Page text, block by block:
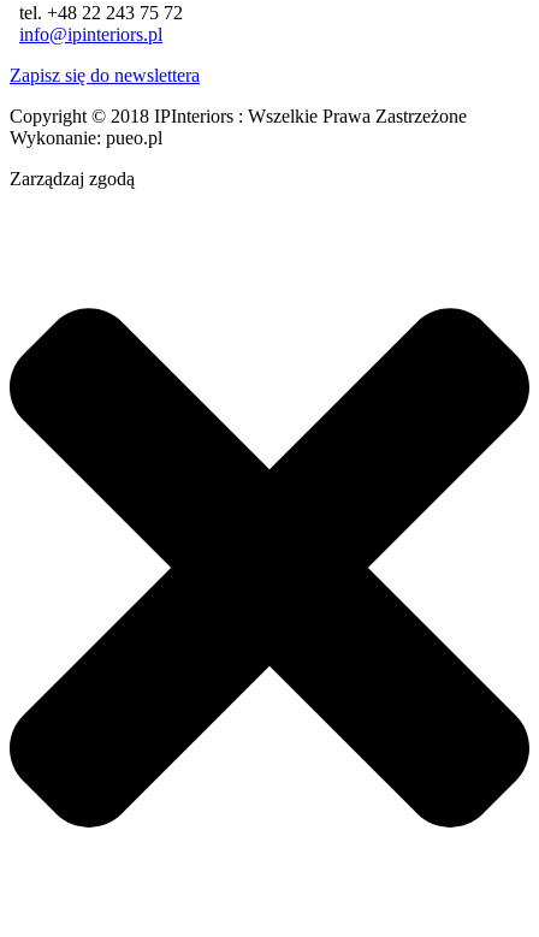
tel. +48 22 243 75 72
info@ipinteriors.pl
Zapisz się do newslettera
Copyright © 2018 IPInteriors : Wszelkie Prawa Zastrzeżone
Wykonanie: pueo.pl
Zarządzaj zgodą